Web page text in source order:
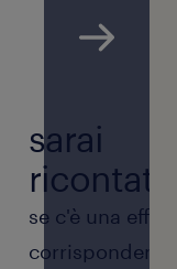
sarai
se c'è una